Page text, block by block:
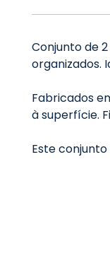
Conjunto de
organizados.
Fabricados
à superfície.
Este